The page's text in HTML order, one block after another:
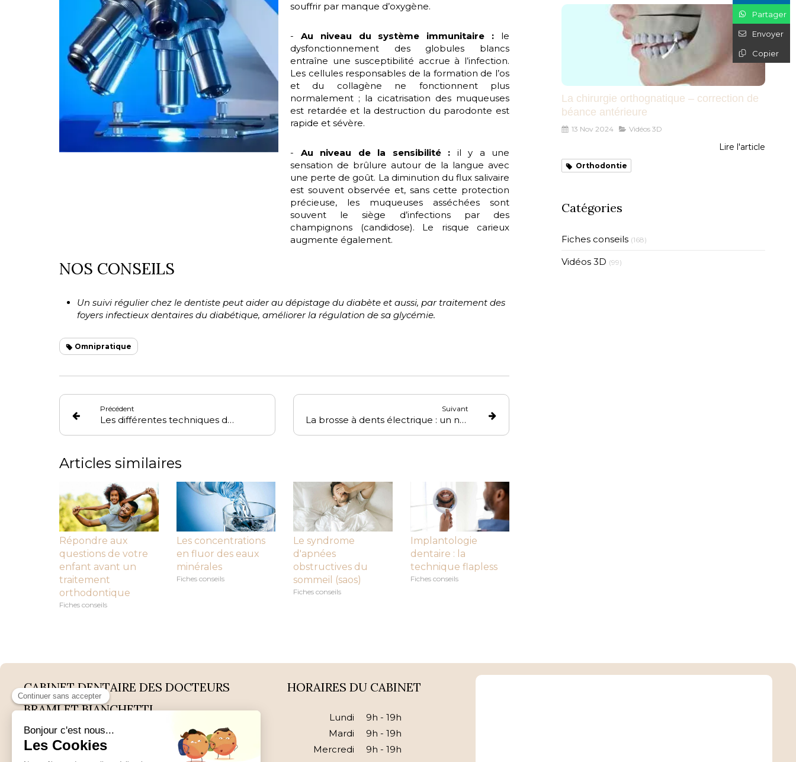
souffrir par manque d’oxygène.
- Au niveau du système immunitaire : le
dysfonctionnement des globules blancs
entraîne une susceptibilité accrue à l’infection.
Les cellules responsables de la formation de l’os
et du collagène ne fonctionnent plus
normalement ; la cicatrisation des muqueuses
est retardée et la destruction du parodonte est
rapide et sévère.
- Au niveau de la sensibilité : il y a une
sensation de brûlure autour de la langue avec
une perte de goût. La diminution du flux salivaire
est souvent observée et, sans cette protection
précieuse, les muqueuses asséchées sont
souvent le siège d’infections par des
champignons (candidose). Le risque carieux
augmente également.
NOS CONSEILS
Un suivi régulier chez le dentiste peut aider au dépistage du diabète et aussi, par traitement des
foyers infectieux dentaires du diabétique, améliorer la régulation de sa glycémie.
Omnipratique
Précédent
Les différentes techniques de traitement
Suivant
La brosse à dents électrique : un nettoyage des dents optimal
Articles similaires
Répondre aux
questions de votre
enfant avant un
traitement
orthodontique
Fiches conseils
Les concentrations
en fluor des eaux
minérales
Fiches conseils
Le syndrome
d'apnées
obstructives du
sommeil (saos)
Fiches conseils
Implantologie
dentaire : la
technique flapless
Fiches conseils
Partager
Envoyer
Copier
La chirurgie orthognatique – correction de
béance antérieure
13 Nov 2024 Vidéos 3D
Lire l'article
Orthodontie
Catégories
Fiches conseils (168)
Vidéos 3D (99)
CABINET DENTAIRE DES DOCTEURS
BRAMI ET BIANCHETTI
Cabinet
3 Rue Aristide Briand
HORAIRES DU CABINET
Lundi
9h - 19h
Mardi
9h - 19h
Mercredi
9h - 19h